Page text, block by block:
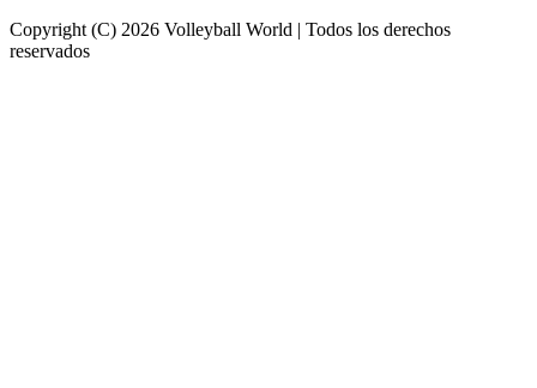
Copyright (C) 2026 Volleyball World | Todos los derechos
reservados